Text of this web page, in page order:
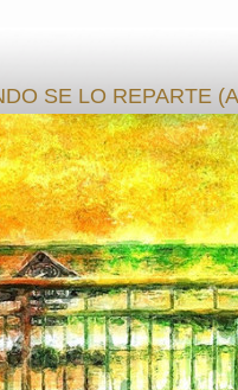
SE LO REPARTE